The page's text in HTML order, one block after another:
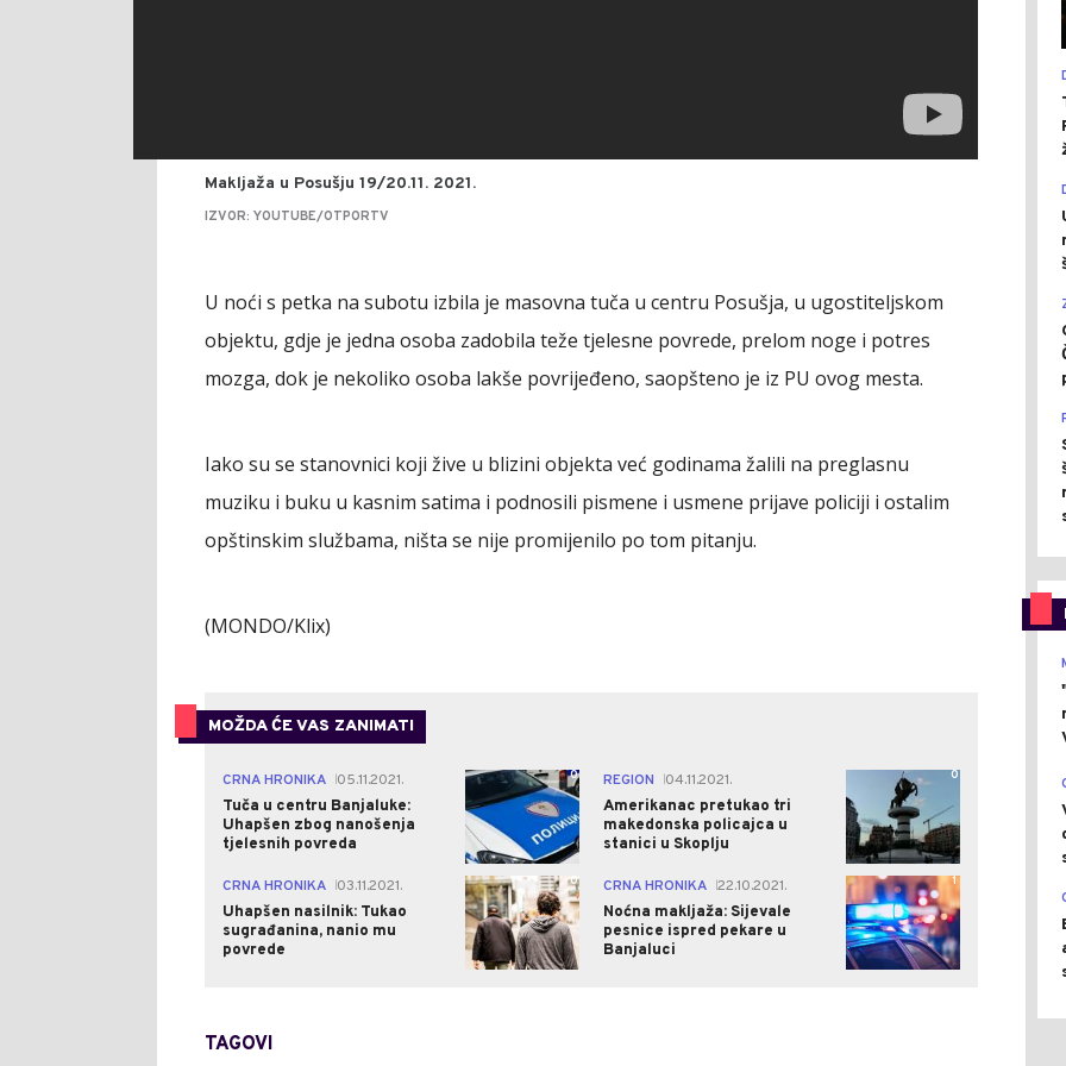
Makljaža u Posušju 19/20.11. 2021.
IZVOR: YOUTUBE/OTPORTV
U noći s petka na subotu izbila je masovna tuča u centru Posušja, u ugostiteljskom
objektu, gdje je jedna osoba zadobila teže tjelesne povrede, prelom noge i potres
mozga, dok je nekoliko osoba lakše povrijeđeno, saopšteno je iz PU ovog mesta.
Iako su se stanovnici koji žive u blizini objekta već godinama žalili na preglasnu
muziku i buku u kasnim satima i podnosili pismene i usmene prijave policiji i ostalim
opštinskim službama, ništa se nije promijenilo po tom pitanju.
(MONDO/Klix)
MOŽDA ĆE VAS ZANIMATI
CRNA HRONIKA
05.11.2021.
Tuča u centru Banjaluke:
Uhapšen zbog nanošenja
tjelesnih povreda
0 REGION
04.11.2021.
Amerikanac pretukao tri
makedonska policajca u
stanici u Skoplju
0
CRNA HRONIKA
03.11.2021.
Uhapšen nasilnik: Tukao
sugrađanina, nanio mu
povrede
0 CRNA HRONIKA 22.10.2021.
Noćna makljaža: Sijevale
pesnice ispred pekare u
Banjaluci
1
TAGOVI